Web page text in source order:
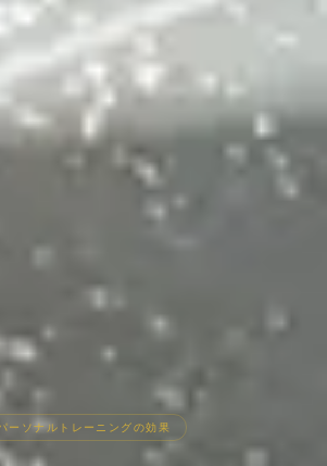
ーソナルトレーニングの効果